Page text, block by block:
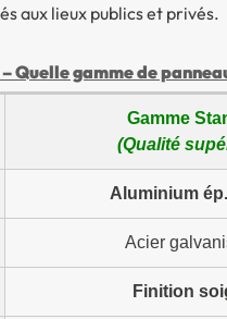
aux lieux publics et privés.
Quelle gamme de
Gamme
(Qualité
Aluminium
Acier
Finition